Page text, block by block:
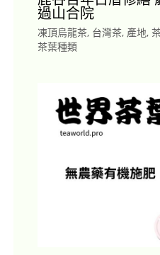
過山合院
凍頂烏龍茶, 台灣茶, 產地,
茶葉種類